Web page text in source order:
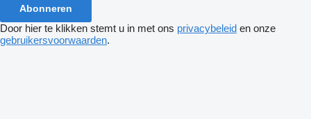
Abonneren
Door hier te klikken stemt u in met ons privacybeleid en onze
gebruikersvoorwaarden.